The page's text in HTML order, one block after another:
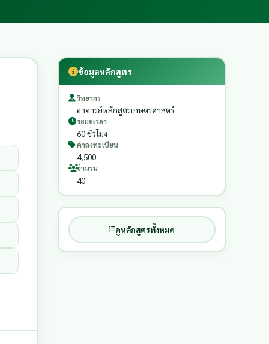
ข้อมูลหลักสูตร
วิทยากร
อาจารย์หลักสูตรเกษตรศาสตร์
ระยะเวลา
60 ชั่วโมง
ค่าลงทะเบียน
4,500
จำนวน
40
ดูหลักสูตรทั้งหมด